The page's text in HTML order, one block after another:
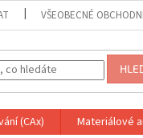
VŠEOBECNÉ
(CAx) Materiálové